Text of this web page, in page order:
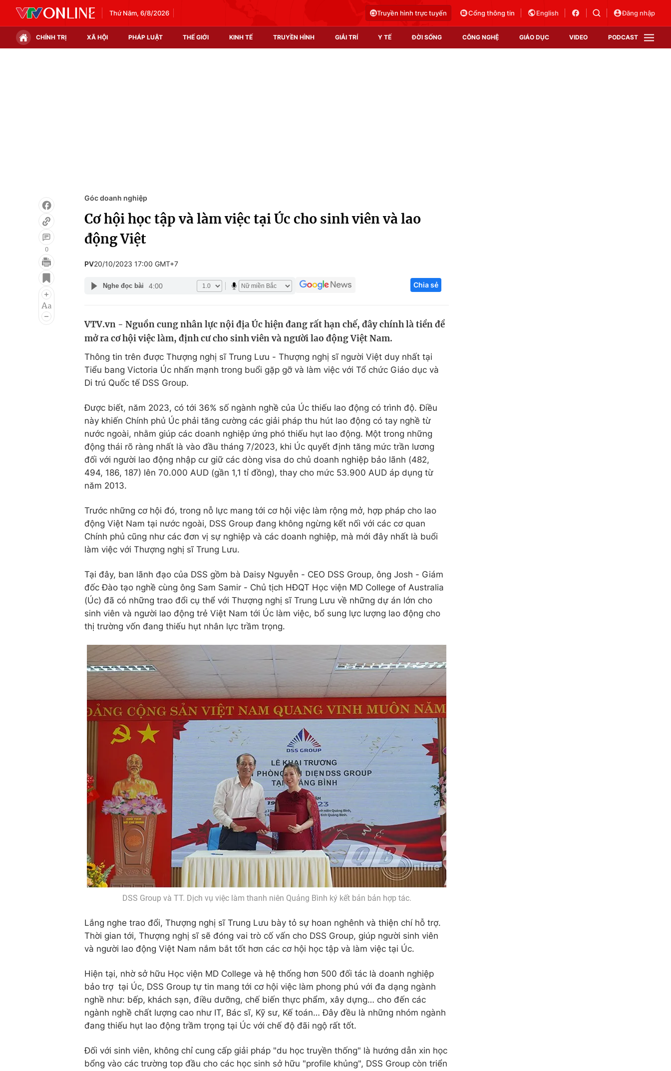
Thứ Năm, 6/8/2026 Truyền hình trực tuyến Cổng thông tin English Đăng nhập
CHÍNH TRỊ XÃ HỘI PHÁP LUẬT THẾ GIỚI KINH TẾ TRUYỀN HÌNH GIẢI TRÍ Y TẾ ĐỜI SỐNG CÔNG NGHỆ GIÁO DỤC VIDEO PODCAST
Infographic
Điện ảnh
Âm nhạc
Du lịch
Chất lượng cuộc sống
Tuyển sinh
Hitech Công nghệ tương lai
Thị trường
0
Góc doanh nghiệp
Cơ hội học tập và làm việc tại Úc cho sinh viên và lao
động Việt
PV20/10/2023 17:00 GMT+7
Nghe đọc bài 4:00 Chia sẻ
VTV.vn - Nguồn cung nhân lực nội địa Úc hiện đang rất hạn chế, đây chính là tiền đề
mở ra cơ hội việc làm, định cư cho sinh viên và người lao động Việt Nam.
Thông tin trên được Thượng nghị sĩ Trung Lưu - Thượng nghị sĩ người Việt duy nhất tại
Tiểu bang Victoria Úc nhấn mạnh trong buổi gặp gỡ và làm việc với Tổ chức Giáo dục và
Di trú Quốc tế DSS Group.
Được biết, năm 2023, có tới 36% số ngành nghề của Úc thiếu lao động có trình độ. Điều
này khiến Chính phủ Úc phải tăng cường các giải pháp thu hút lao động có tay nghề từ
nước ngoài, nhằm giúp các doanh nghiệp ứng phó thiếu hụt lao động. Một trong những
động thái rõ ràng nhất là vào đầu tháng 7/2023, khi Úc quyết định tăng mức trần lương
đối với người lao động nhập cư giữ các dòng visa do chủ doanh nghiệp bảo lãnh (482,
494, 186, 187) lên 70.000 AUD (gần 1,1 tỉ đồng), thay cho mức 53.900 AUD áp dụng từ
năm 2013.
Trước những cơ hội đó, trong nỗ lực mang tới cơ hội việc làm rộng mở, hợp pháp cho lao
động Việt Nam tại nước ngoài, DSS Group đang không ngừng kết nối với các cơ quan
Chính phủ cũng như các đơn vị sự nghiệp và các doanh nghiệp, mà mới đây nhất là buổi
làm việc với Thượng nghị sĩ Trung Lưu.
Tại đây, ban lãnh đạo của DSS gồm bà Daisy Nguyễn - CEO DSS Group, ông Josh - Giám
đốc Đào tạo nghề cùng ông Sam Samir - Chủ tịch HĐQT Học viện MD College of Australia
(Úc) đã có những trao đổi cụ thể với Thượng nghị sĩ Trung Lưu về những dự án lớn cho
sinh viên và người lao động trẻ Việt Nam tới Úc làm việc, bổ sung lực lượng lao động cho
thị trường vốn đang thiếu hụt nhân lực trầm trọng.
DSS Group và TT. Dịch vụ việc làm thanh niên Quảng Bình ký kết bản bản hợp tác.
Lắng nghe trao đổi, Thượng nghị sĩ Trung Lưu bày tỏ sự hoan nghênh và thiện chí hỗ trợ.
Thời gian tới, Thượng nghị sĩ sẽ đóng vai trò cố vấn cho DSS Group, giúp người sinh viên
và người lao động Việt Nam nắm bắt tốt hơn các cơ hội học tập và làm việc tại Úc.
Hiện tại, nhờ sở hữu Học viện MD College và hệ thống hơn 500 đối tác là doanh nghiệp
bảo trợ tại Úc, DSS Group tự tin mang tới cơ hội việc làm phong phú với đa dạng ngành
nghề như: bếp, khách sạn, điều dưỡng, chế biến thực phẩm, xây dựng… cho đến các
ngành nghề chất lượng cao như IT, Bác sĩ, Kỹ sư, Kế toán… Đây đều là những nhóm ngành
đang thiếu hụt lao động trầm trọng tại Úc với chế độ đãi ngộ rất tốt.
Đối với sinh viên, không chỉ cung cấp giải pháp "du học truyền thống" là hướng dẫn xin học
bổng vào các trường top đầu cho các học sinh sở hữu "profile khủng", DSS Group còn triển